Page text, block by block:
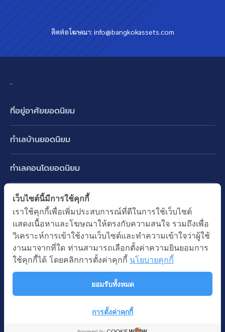
ติดต่อโฆษณา:info@bangkokassets.com
-
ที่อยู่อาศัยยอดนิยม
ทาวน์เฮ้าส์ ทาวน์โฮม
คอนโดมิเนียม
อาคารพาณิชย์ ตึกแถว
ที่ดินเปล่า
อพาร์ทเม้นท์ หอพัก
ออฟฟิต สำนักงาน
โรงงาน โกดัง
โรงแรม รีสอร์ท
ทำเลบ้านยอดนิยม
บางนา รามคำแหง 2
ปทุมธานี รังสิต ลำลูกกา
นนทบุรี บางใหญ่ บางบัวทอง
ทำเลคอนโดยอดนิยม
พระราม 9
อ่อนนุช ปุณณวิถี
รัชดาภิเษก ห้วยขวาง
ห้าแยกลาดพร้าว
ทำเล BTS ยอดนิยม
BTS ทองหล่อ
BTS เอกมัย
BTS พร้อมพงษ์
BTS อ่อนนุช
ทำเล MRT ยอดนิยม
MRT เพชรบุรี
MRT พระราม 9
MRT พหลโยธิน
คำค้นยอดนิยม
บ้านมือสอง
ซื้อบ้าน ขายบ้าน
นโยบายการใช้คุกกี้
สงวนลิขสิทธิ โดยบริษัท บางกอก แอสเซท อินเตอร์กรุ๊ป จำกัด (มหาชน).
เว็บไซต์นี้มีการใช้คุกกี้
เราใช้คุกกี้เพื่อเพิ่มประสบการณ์ที่ดีในการใช้เว็บไซต์
แสดงเนื้อหาและโฆษณาให้ตรงกับความสนใจ รวมถึงเพื่อ
วิเคราะห์การเข้าใช้งานเว็บไซต์และทำความเข้าใจว่าผู้ใช้
งานมาจากที่ใด ท่านสามารถเลือกตั้งค่าความยินยอมการ
ใช้คุกกี้ได้ โดยคลิกการตั้งค่าคุกกี้ นโยบายคุกกี้
ยอมรับทั้งหมด
การตั้งค่าคุกกี้